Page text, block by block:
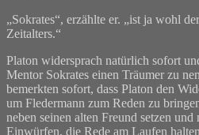
„Sokrates“, erzählte er. „ist ja wohl
Zeitalters.“
Platon widersprach natürlich sofort
Mentor Sokrates einen Träumer zu
bemerkten sofort, dass Platon den
um Fledermann zum Reden zu
neben seinen alten Freund setzen
Einwürfen, die Rede am Laufen